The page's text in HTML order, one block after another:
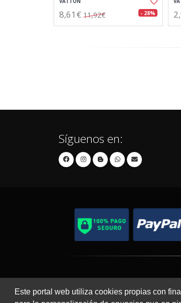
Este portal web utiliza cookies propias con
8,61€ 11,92€ - 28%
Síguenos en: